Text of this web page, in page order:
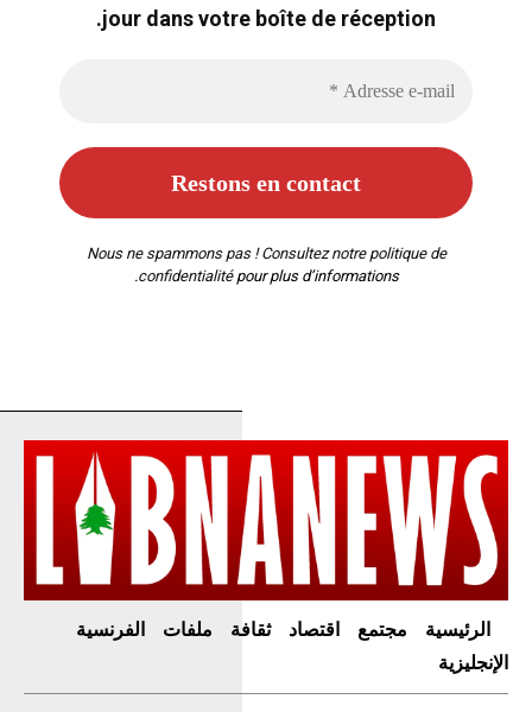
jour dans votre boîte de réception.
Nous ne spammons pas ! Consultez notre politique de
confidentialitépour plus d’informations.
الرئيسية مجتمع اقتصاد ثقافة ملفات
الفرنسية
الإنجليزية